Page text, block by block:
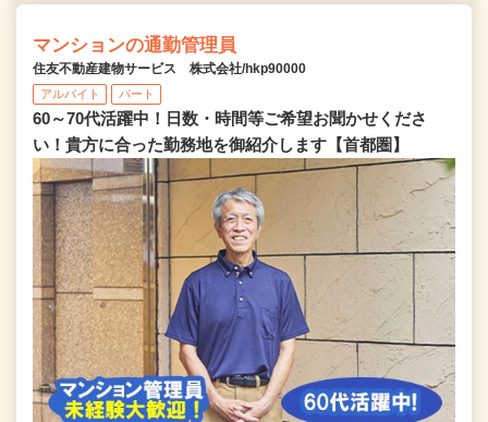
マンションの通勤管理員
住友不動産建物サービス 株式会社/hkp90000
アルバイト パート
60～70代活躍中！日数・時間等ご希望お聞かせくださ
い！貴方に合った勤務地を御紹介します【首都圏】